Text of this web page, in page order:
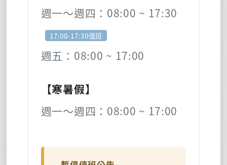
週一～週四：08:00 ~ 17:30
17:00-17:30值班
週五：08:00 ~ 17:00
【寒暑假】
週一～週四：08:00 ~ 17:00